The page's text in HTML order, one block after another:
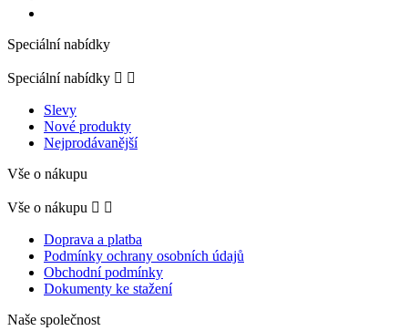
Speciální nabídky
Speciální nabídky  
Slevy
Nové produkty
Nejprodávanější
Vše o nákupu
Vše o nákupu  
Doprava a platba
Podmínky ochrany osobních údajů
Obchodní podmínky
Dokumenty ke stažení
Naše společnost